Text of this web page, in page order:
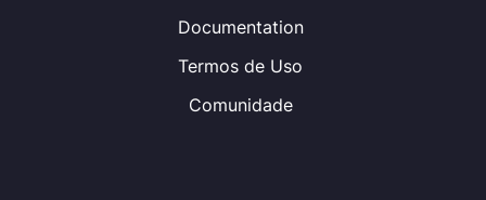
Documentation
Termos de Uso
Comunidade